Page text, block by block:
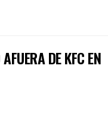
DE KFC EN